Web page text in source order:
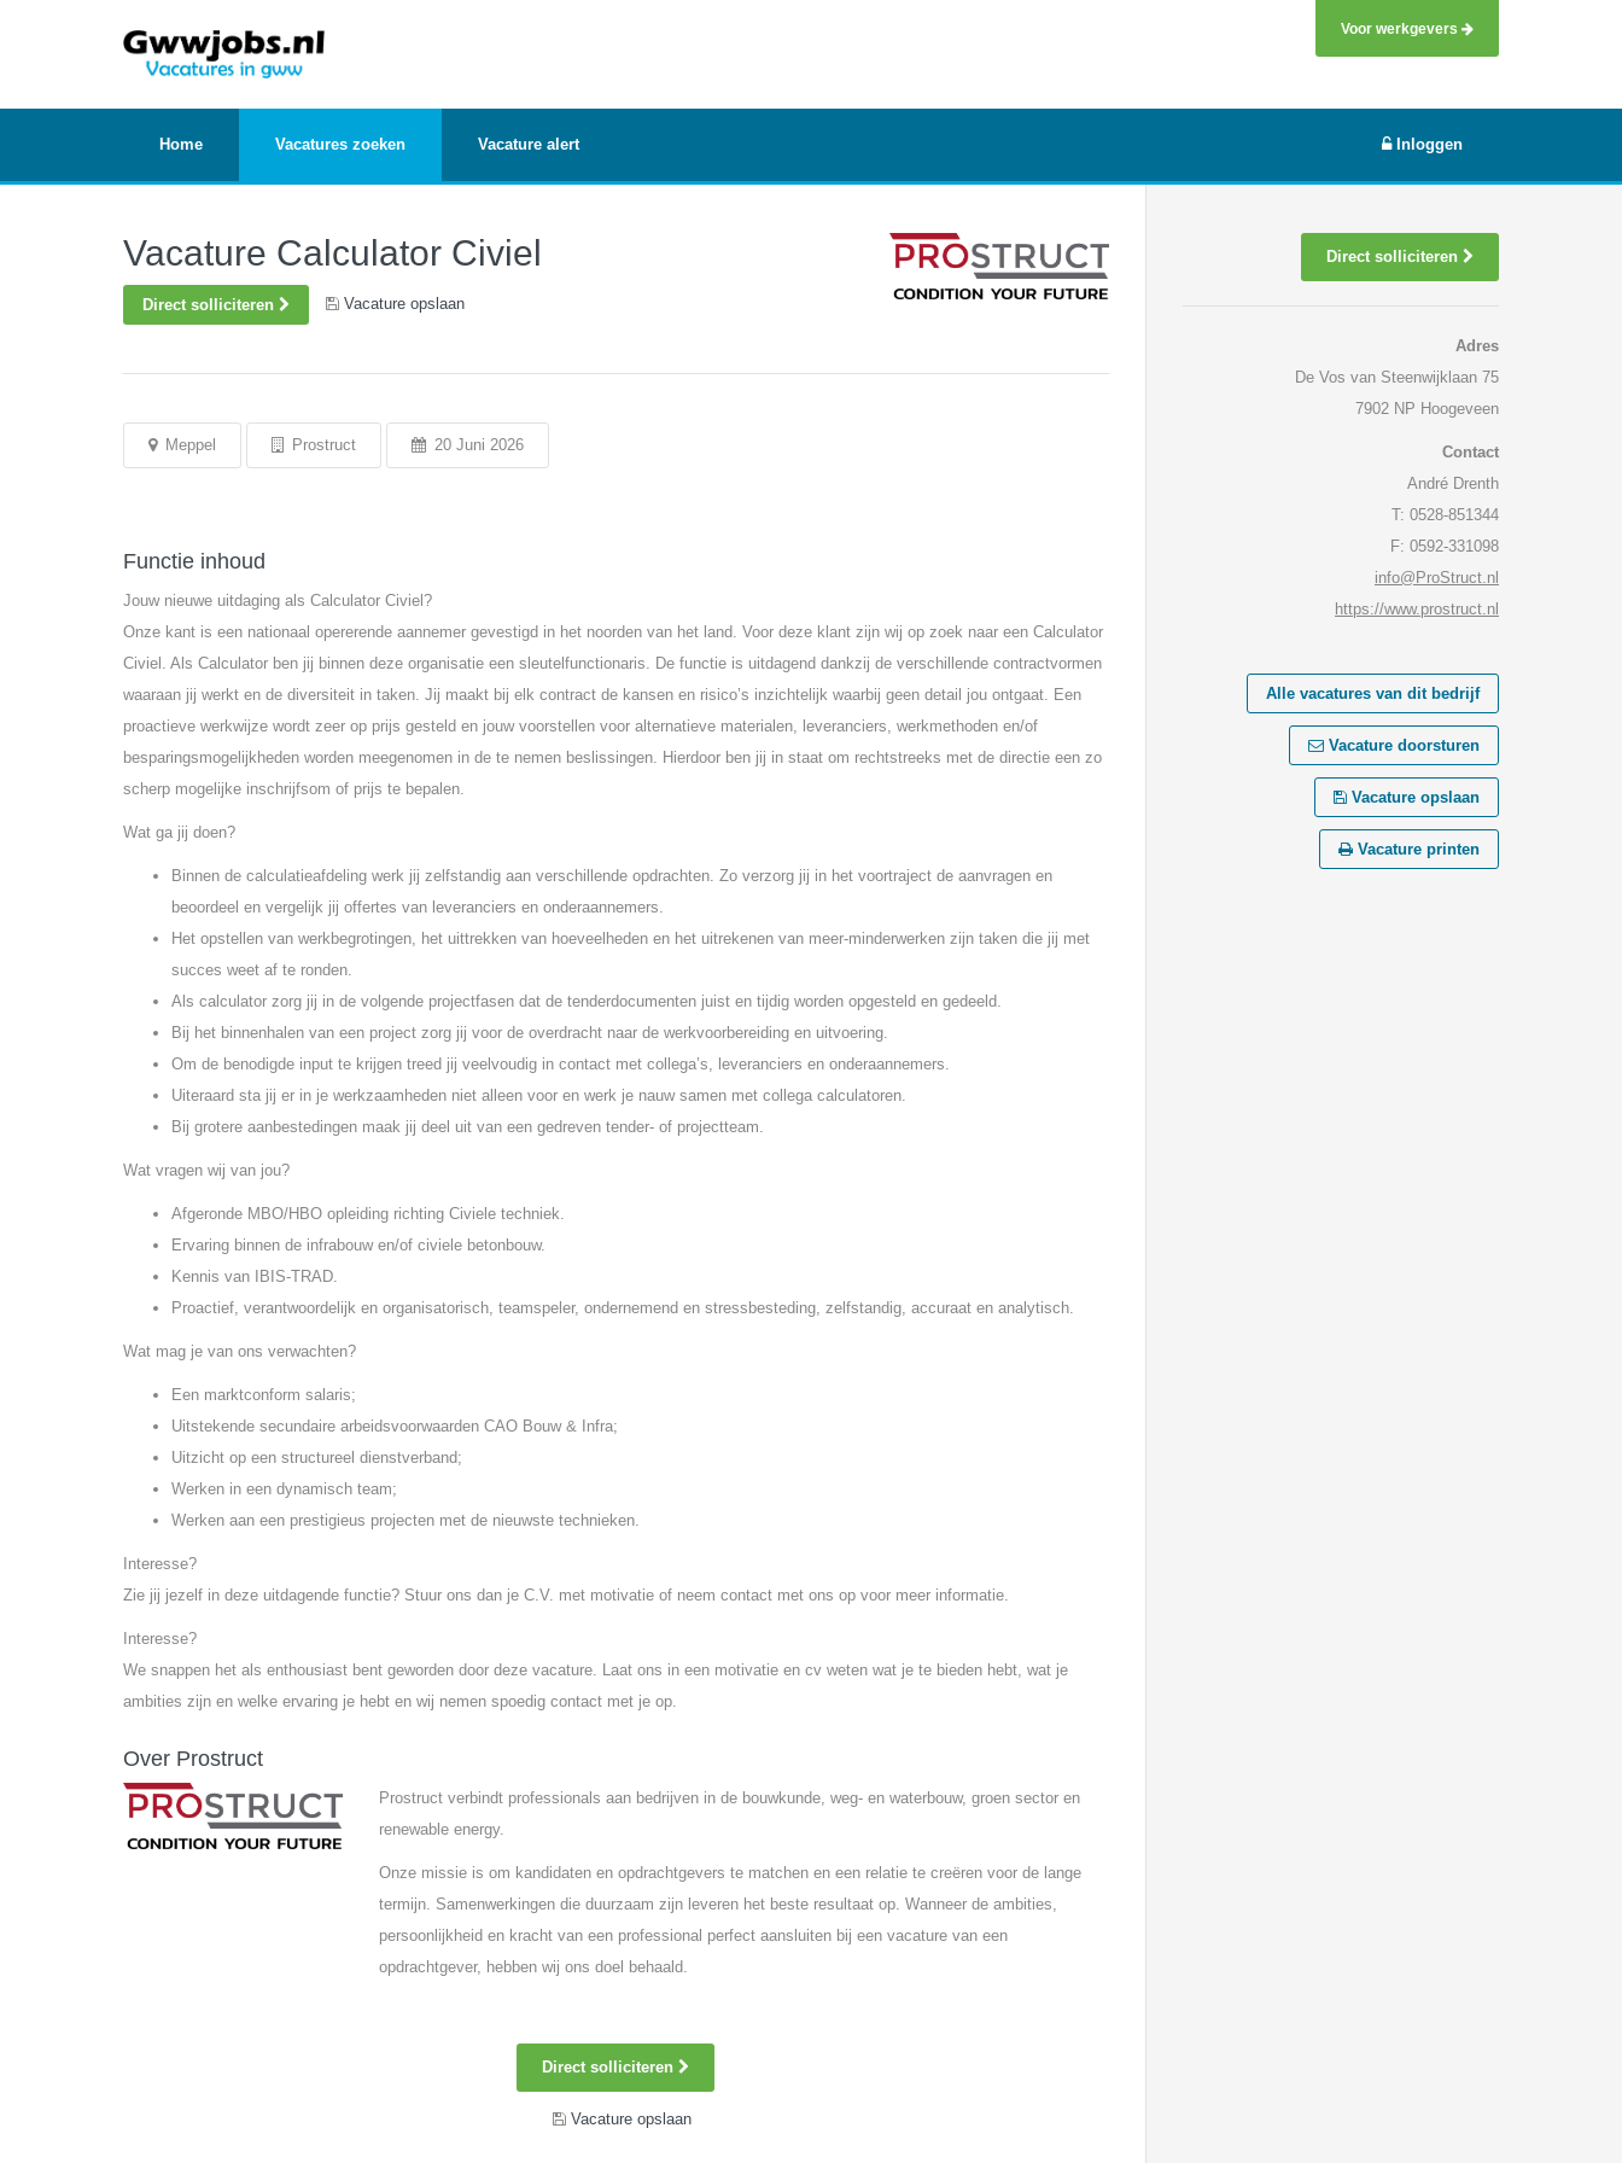
Voor werkgevers
Home Vacatures zoeken Vacature alert Inloggen
Vacature Calculator Civiel
Direct solliciteren Vacature opslaan
Meppel Prostruct 20 Juni 2026
Functie inhoud
Jouw nieuwe uitdaging als Calculator Civiel?
Onze kant is een nationaal opererende aannemer gevestigd in het noorden van het land. Voor deze klant zijn wij op zoek naar een Calculator
Civiel. Als Calculator ben jij binnen deze organisatie een sleutelfunctionaris. De functie is uitdagend dankzij de verschillende contractvormen
waaraan jij werkt en de diversiteit in taken. Jij maakt bij elk contract de kansen en risico’s inzichtelijk waarbij geen detail jou ontgaat. Een
proactieve werkwijze wordt zeer op prijs gesteld en jouw voorstellen voor alternatieve materialen, leveranciers, werkmethoden en/of
besparingsmogelijkheden worden meegenomen in de te nemen beslissingen. Hierdoor ben jij in staat om rechtstreeks met de directie een zo
scherp mogelijke inschrijfsom of prijs te bepalen.
Wat ga jij doen?
Binnen de calculatieafdeling werk jij zelfstandig aan verschillende opdrachten. Zo verzorg jij in het voortraject de aanvragen en
beoordeel en vergelijk jij offertes van leveranciers en onderaannemers.
Het opstellen van werkbegrotingen, het uittrekken van hoeveelheden en het uitrekenen van meer-minderwerken zijn taken die jij met
succes weet af te ronden.
Als calculator zorg jij in de volgende projectfasen dat de tenderdocumenten juist en tijdig worden opgesteld en gedeeld.
Bij het binnenhalen van een project zorg jij voor de overdracht naar de werkvoorbereiding en uitvoering.
Om de benodigde input te krijgen treed jij veelvoudig in contact met collega’s, leveranciers en onderaannemers.
Uiteraard sta jij er in je werkzaamheden niet alleen voor en werk je nauw samen met collega calculatoren.
Bij grotere aanbestedingen maak jij deel uit van een gedreven tender- of projectteam.
Wat vragen wij van jou?
Afgeronde MBO/HBO opleiding richting Civiele techniek.
Ervaring binnen de infrabouw en/of civiele betonbouw.
Kennis van IBIS-TRAD.
Proactief, verantwoordelijk en organisatorisch, teamspeler, ondernemend en stressbesteding, zelfstandig, accuraat en analytisch.
Wat mag je van ons verwachten?
Een marktconform salaris;
Uitstekende secundaire arbeidsvoorwaarden CAO Bouw & Infra;
Uitzicht op een structureel dienstverband;
Werken in een dynamisch team;
Werken aan een prestigieus projecten met de nieuwste technieken.
Interesse?
Zie jij jezelf in deze uitdagende functie? Stuur ons dan je C.V. met motivatie of neem contact met ons op voor meer informatie.
Interesse?
We snappen het als enthousiast bent geworden door deze vacature. Laat ons in een motivatie en cv weten wat je te bieden hebt, wat je
ambities zijn en welke ervaring je hebt en wij nemen spoedig contact met je op.
Over Prostruct
Prostruct verbindt professionals aan bedrijven in de bouwkunde, weg- en waterbouw, groen sector en
renewable energy.
Onze missie is om kandidaten en opdrachtgevers te matchen en een relatie te creëren voor de lange
termijn. Samenwerkingen die duurzaam zijn leveren het beste resultaat op. Wanneer de ambities,
persoonlijkheid en kracht van een professional perfect aansluiten bij een vacature van een
opdrachtgever, hebben wij ons doel behaald.
Direct solliciteren
Vacature opslaan
Direct solliciteren
Adres
De Vos van Steenwijklaan 75
7902 NP Hoogeveen
Contact
André Drenth
T: 0528-851344
F: 0592-331098
info@ProStruct.nl
https://www.prostruct.nl
Alle vacatures van dit bedrijf
Vacature doorsturen
Vacature opslaan
Vacature printen